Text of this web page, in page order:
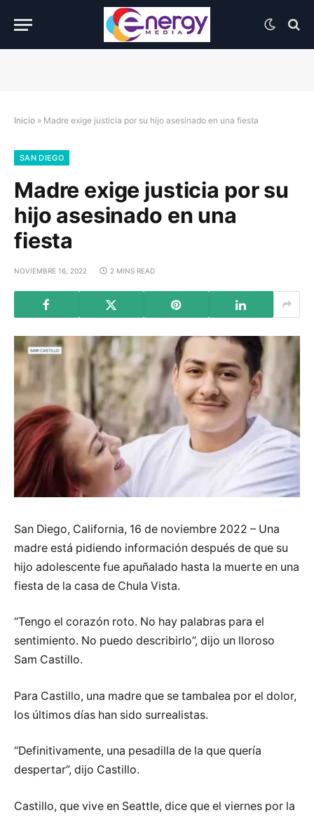
Inicio » Madre exige justicia por su hijo asesinado en una fiesta
SAN DIEGO
Madre exige justicia por su
hijo asesinado en una
fiesta
NOVIEMBRE 16, 2022 2 MINS READ
San Diego, California, 16 de noviembre 2022 – Una
madre está pidiendo información después de que su
hijo adolescente fue apuñalado hasta la muerte en una
fiesta de la casa de Chula Vista.
“Tengo el corazón roto. No hay palabras para el
sentimiento. No puedo describirlo”, dijo un lloroso
Sam Castillo.
Para Castillo, una madre que se tambalea por el dolor,
los últimos días han sido surrealistas.
“Definitivamente, una pesadilla de la que quería
despertar”, dijo Castillo.
Castillo, que vive en Seattle, dice que el viernes por la